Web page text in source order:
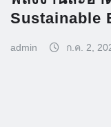
Sustainable
admin ก.ค. 2,